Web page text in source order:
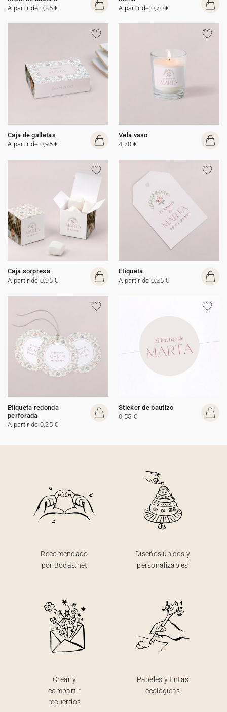
A partir de 0,85 €
A partir de 0,70 €
Caja de galletas
A partir de 0,95 €
Vela vaso
4,70 €
Caja sorpresa
A partir de 0,95 €
Etiqueta
A partir de 0,25 €
Etiqueta redonda
perforada
A partir de 0,25 €
Sticker de bautizo
0,55 €
Recomendado
por Bodas.net
Diseños únicos y
personalizables
Crear y
compartir
recuerdos
Papeles y tintas
ecológicas